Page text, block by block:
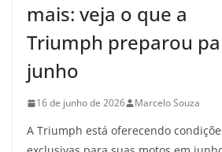
mais: veja o que a
Triumph preparou
junho
16 de junho de 2026 Marcelo Souza
A Triumph está oferecendo